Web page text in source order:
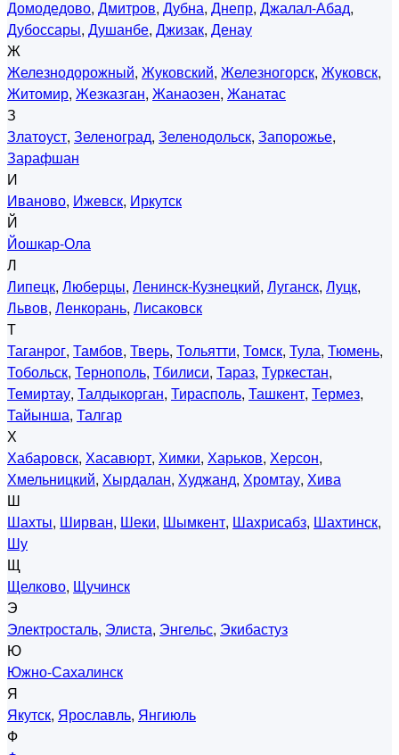
Домодедово, Дмитров, Дубна, Днепр, Джалал-Абад,
Дубоссары, Душанбе, Джизак, Денау
Ж
Железнодорожный, Жуковский, Железногорск, Жуковск,
Житомир, Жезказган, Жанаозен, Жанатас
З
Златоуст, Зеленоград, Зеленодольск, Запорожье,
Зарафшан
И
Иваново, Ижевск, Иркутск
Й
Йошкар-Ола
Л
Липецк, Люберцы, Ленинск-Кузнецкий, Луганск, Луцк,
Львов, Ленкорань, Лисаковск
Т
Таганрог, Тамбов, Тверь, Тольятти, Томск, Тула, Тюмень,
Тобольск, Тернополь, Тбилиси, Тараз, Туркестан,
Темиртау, Талдыкорган, Тирасполь, Ташкент, Термез,
Тайынша, Талгар
Х
Хабаровск, Хасавюрт, Химки, Харьков, Херсон,
Хмельницкий, Хырдалан, Худжанд, Хромтау, Хива
Ш
Шахты, Ширван, Шеки, Шымкент, Шахрисабз, Шахтинск,
Шу
Щ
Щелково, Щучинск
Э
Электросталь, Элиста, Энгельс, Экибастуз
Ю
Южно-Сахалинск
Я
Якутск, Ярославль, Янгиюль
Ф